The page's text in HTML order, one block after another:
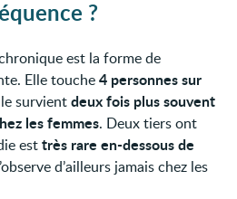
?
est la forme de
Elle touche4 personnes sur
survientdeux fois plus souvent
les femmes. Deux tiers ont
esttrès rare en-dessous de
d’ailleurs jamais chez les